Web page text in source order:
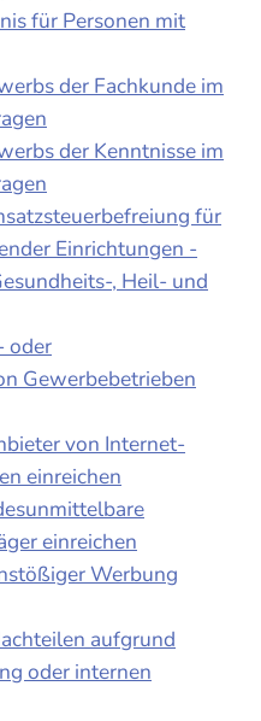
für Personen mit
der Fachkunde im
der Kenntnisse im
für
Einrichtungen -
, Heil- und
oder
Gewerbebetrieben
von Internet-
einreichen
einreichen
Werbung
aufgrund
oder internen